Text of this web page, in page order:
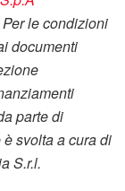
le condizioni
documenti
parte di
svolta a cura di
S.r.l.